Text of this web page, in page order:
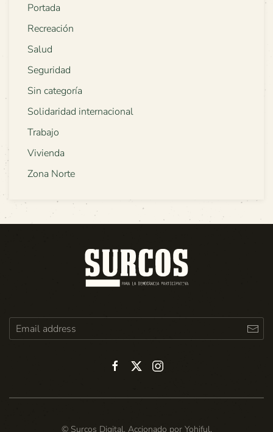
Portada
Recreación
Salud
Seguridad
Sin categoría
Solidaridad internacional
Trabajo
Vivienda
Zona Norte
© Surcos Digital. Accionado por Yohiful.